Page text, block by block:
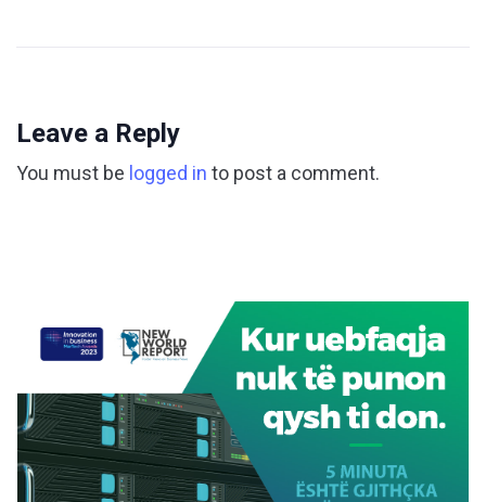
Leave a Reply
You must be logged in to post a comment.